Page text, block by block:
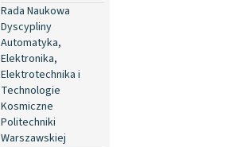
Rada Naukowa
Dyscypliny
Automatyka,
Elektronika,
Elektrotechnika i
Technologie
Kosmiczne
Politechniki
Warszawskiej